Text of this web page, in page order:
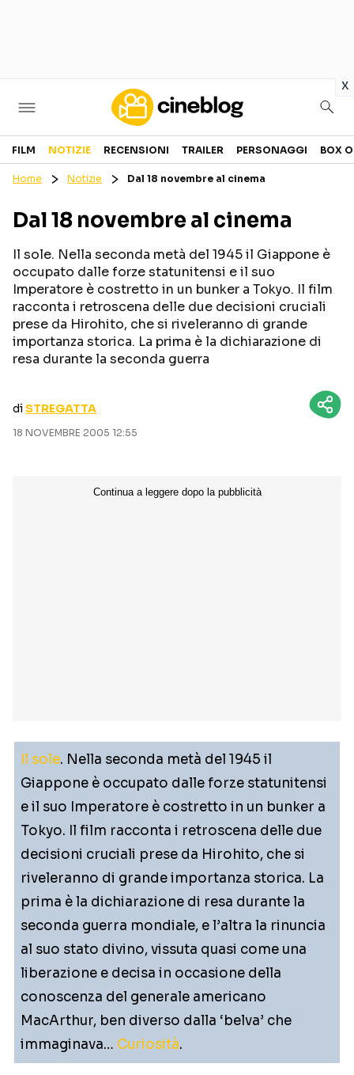
x
Cinema
GENERI
PERSONAGGI
CANALI STREAMING
Categorie
NOTIZIE
CURIOSITÀ
TRAILER
BOX OFFICE
FILM NOTIZIE RECENSIONI TRAILER PERSONAGGI BOX
Home Notizie Dal 18 novembre al cinema
Dal 18 novembre al cinema
Il sole. Nella seconda metà del 1945 il Giappone è
occupato dalle forze statunitensi e il suo
Imperatore è costretto in un bunker a Tokyo. Il film
racconta i retroscena delle due decisioni cruciali
prese da Hirohito, che si riveleranno di grande
importanza storica. La prima è la dichiarazione di
resa durante la seconda guerra
diSTREGATTA
18 NOVEMBRE 2005 12:55
Il sole. Nella seconda metà del 1945 il
Giappone è occupato dalle forze statunitensi
e il suo Imperatore è costretto in un bunker a
Tokyo. Il film racconta i retroscena delle due
decisioni cruciali prese da Hirohito, che si
riveleranno di grande importanza storica. La
prima è la dichiarazione di resa durante la
seconda guerra mondiale, e l’altra la rinuncia
al suo stato divino, vissuta quasi come una
liberazione e decisa in occasione della
conoscenza del generale americano
MacArthur, ben diverso dalla ‘belva’ che
immaginava… Curiosità.